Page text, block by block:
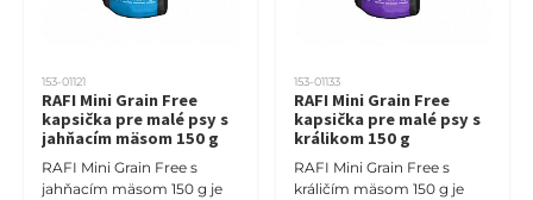
153-01121
RAFI Mini Grain Free
kapsička pre malé psy s
jahňacím mäsom 150 g
RAFI Mini Grain Free s
jahňacím mäsom 150 g je
153-01133
RAFI Mini Grain Free
kapsička pre malé psy s
králikom 150 g
RAFI Mini Grain Free s
králičím mäsom 150 g je